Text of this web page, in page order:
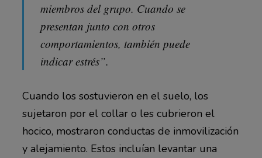
miembros del grupo. Cuando se
presentan junto con otros
comportamientos, también puede
indicar estrés”.
Cuando los sostuvieron en el suelo, los
sujetaron por el collar o les cubrieron el
hocico, mostraron conductas de inmovilización
y alejamiento. Estos incluían levantar una